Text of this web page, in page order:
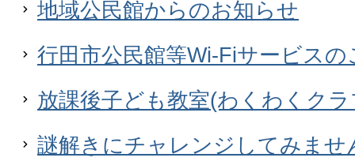
地域公民館からのお知らせ
行田市公民館等Wi-Fiサービスの
放課後子ども教室(わくわくク
謎解きにチャレンジしてみませ